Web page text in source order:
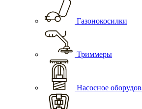
Газонокосилки
Триммеры
Насосное